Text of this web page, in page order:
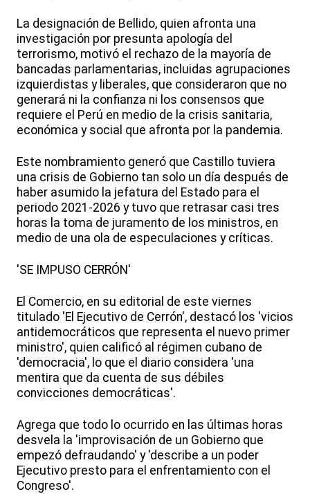
La designación de Bellido, quien afronta una
investigación por presunta apología del
terrorismo, motivó el rechazo de la mayoría de
bancadas parlamentarias, incluidas agrupaciones
izquierdistas y liberales, que consideraron que no
generará ni la confianza ni los consensos que
requiere el Perú en medio de la crisis sanitaria,
económica y social que afronta por la pandemia.
Este nombramiento generó que Castillo tuviera
una crisis de Gobierno tan solo un día después de
haber asumido la jefatura del Estado para el
periodo 2021-2026 y tuvo que retrasar casi tres
horas la toma de juramento de los ministros, en
medio de una ola de especulaciones y críticas.
'SE IMPUSO CERRÓN'
El Comercio, en su editorial de este viernes
titulado 'El Ejecutivo de Cerrón', destacó los 'vicios
antidemocráticos que representa el nuevo primer
ministro', quien calificó al régimen cubano de
'democracia', lo que el diario considera 'una
mentira que da cuenta de sus débiles
convicciones democráticas'.
Agrega que todo lo ocurrido en las últimas horas
desvela la 'improvisación de un Gobierno que
empezó defraudando' y 'describe a un poder
Ejecutivo presto para el enfrentamiento con el
Congreso'.